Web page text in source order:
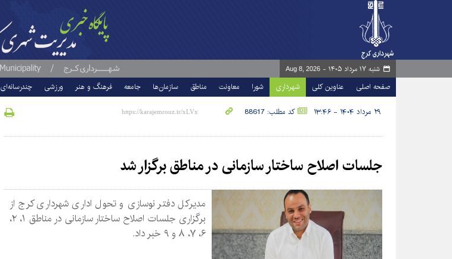
شنبه ۱۷ مرداد ۱۴۰۵ - Aug 8, 2026
صفحه اصلی عناوین کلی شهرداری شورا معاونت مناطق سازمان‌ها جامعه فرهنگ و هنر ورزشی چندرسانه‌ای
۲۹ مرداد ۱۴۰۴ - ۱۳:۴۶ کد مطلب: 88617
جلسات اصلاح ساختار سازمانی در مناطق برگزار شد
مدیرکل دفتر نوسازی و تحول اداری شهرداری کرج از
برگزاری جلسات اصلاح ساختار سازمانی در مناطق ۱، ۲،
۶، ۷، ۸ و ۹ خبر داد.